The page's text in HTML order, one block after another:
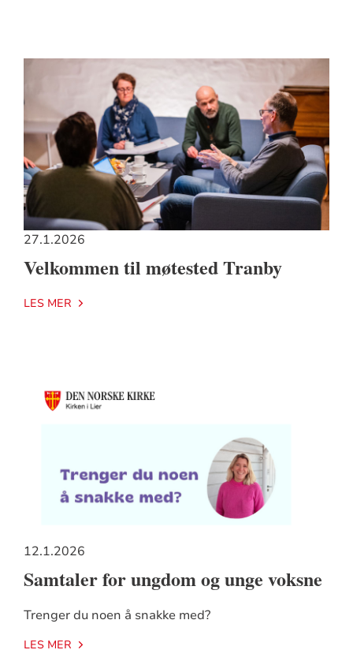
27.1.2026
Velkommen til møtested Tranby
LES MER
12.1.2026
Samtaler for ungdom og unge voksne
Trenger du noen å snakke med?
LES MER